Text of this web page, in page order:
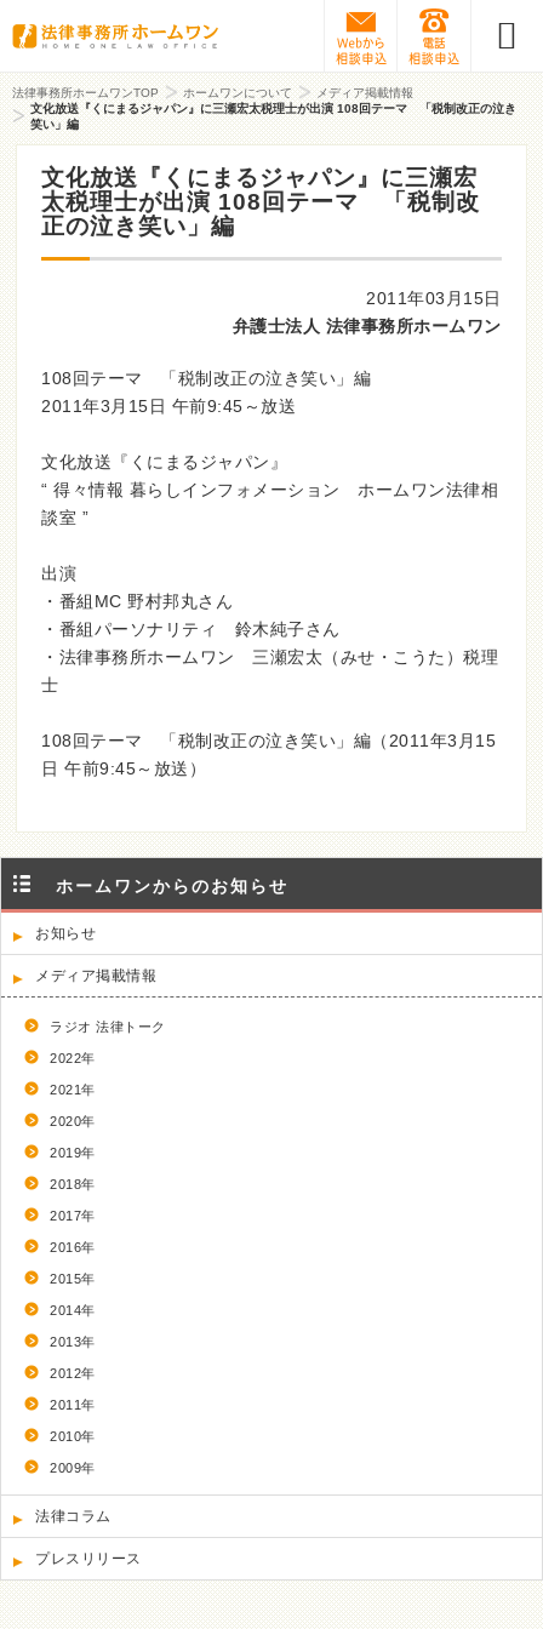
Webから相談予約
法律事務所ホームワンTOP ホームワンについて
メディア掲載情報
文化放送『くにまるジャパン』に三瀬宏太税理士が出演 108回テーマ 「税制改正の泣き
笑い」編
文化放送『くにまるジャパン』に三瀬宏
太税理士が出演 108回テーマ 「税制改
正の泣き笑い」編
2011年03月15日
弁護士法人 法律事務所ホームワン
108回テーマ 「税制改正の泣き笑い」編
2011年3月15日 午前9:45～放送
文化放送『くにまるジャパン』
“ 得々情報 暮らしインフォメーション ホームワン法律相
談室 ”
出演
・番組MC 野村邦丸さん
・番組パーソナリティ 鈴木純子さん
・法律事務所ホームワン 三瀬宏太（みせ・こうた）税理
士
108回テーマ 「税制改正の泣き笑い」編（2011年3月15
日 午前9:45～放送）
ホームワンからのお知らせ
お知らせ
メディア掲載情報
ラジオ 法律トーク
2022年
2021年
2020年
2019年
2018年
2017年
2016年
2015年
2014年
2013年
2012年
2011年
2010年
2009年
法律コラム
プレスリリース